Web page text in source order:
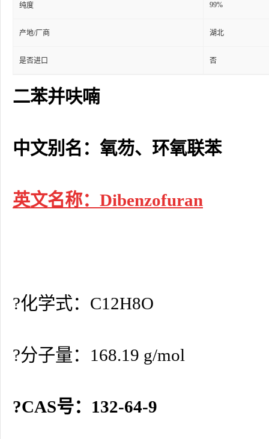
纯度 99%
产地/厂商 湖北
是否进口 否
二苯并呋喃
中文别名：氧芴、环氧联苯
英文名称：Dibenzofuran
?化学式：C12H8O
?分子量：168.19 g/mol
?CAS号：132-64-9